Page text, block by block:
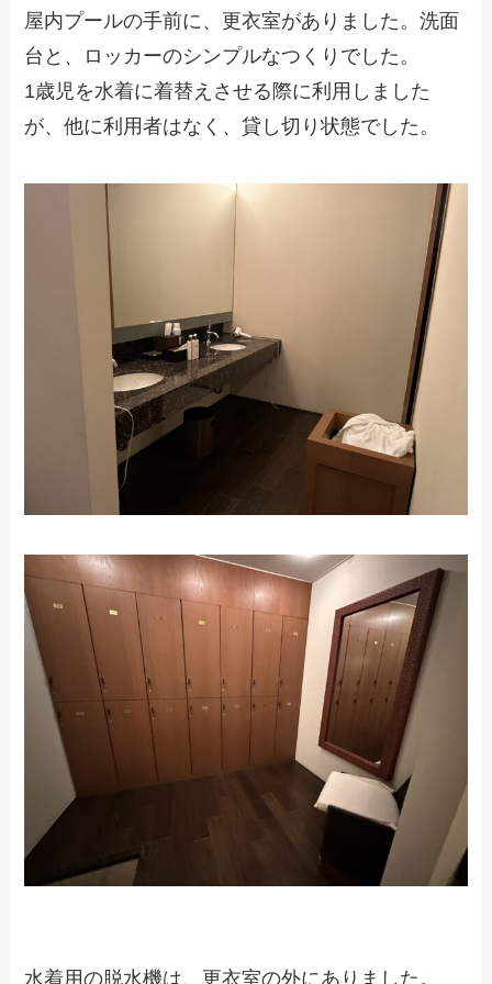
屋内プールの手前に、更衣室がありました。洗面
台と、ロッカーのシンプルなつくりでした。
1歳児を水着に着替えさせる際に利用しました
が、他に利用者はなく、貸し切り状態でした。
水着用の脱水機は、更衣室の外にありました。